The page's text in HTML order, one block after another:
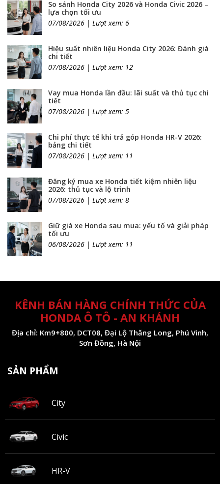
So sánh Honda City 2026 và Honda Civic 2026 –
lựa chọn tối ưu
07/08/2026 | Lượt xem: 6
Hiệu suất nhiên liệu Honda City 2026: Đánh giá
chi tiết
07/08/2026 | Lượt xem: 12
Vay mua Honda lần đầu: lãi suất và thủ tục chi
tiết
07/08/2026 | Lượt xem: 5
Chi phí thực tế khi trả góp Honda HR-V 2026:
bảng chi tiết
07/08/2026 | Lượt xem: 11
Đăng ký mua xe Honda tiết kiệm nhiên liệu
2026: thủ tục và lộ trình
07/08/2026 | Lượt xem: 8
Giữ giá xe Honda sau mua: yếu tố và giải pháp
tối ưu
06/08/2026 | Lượt xem: 11
KÊNH BÁN HÀNG CHÍNH THỨC CỦA
HONDA Ô TÔ - AN KHÁNH
Địa chỉ: Km9+800, DCT08, Đại Lộ Thăng Long, Phú Vinh,
Sơn Đồng, Hà Nội
SẢN PHẨM
City
Civic
HR-V